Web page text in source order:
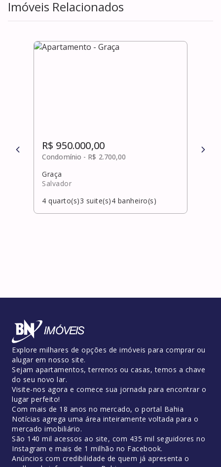
Imóveis Relacionados
R$ 950.000,00
Condomínio - R$ 2.700,00
Graça
Salvador
4 quarto(s)3 suite(s)4 banheiro(s)
R$
Explore milhares de opções de imóveis para comprar ou
alugar em nosso site.
Sejam apartamentos, terrenos ou casas, temos a chave
do seu novo lar.
Visite-nos agora e comece sua jornada para encontrar o
lugar perfeito!
Com mais de 18 anos no mercado, o portal Bahia
Notícias agrega uma área inteiramente voltada para o
mercado imobiliário.
São 140 mil acessos ao site, com 435 mil seguidores no
Instagram e mais de 1 milhão no Facebook.
Anúncios com credibilidade de quem já apresenta o